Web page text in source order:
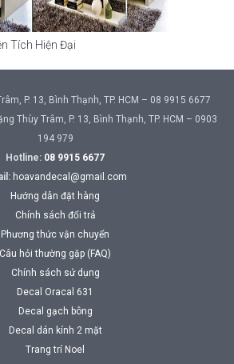
Tích Hiện Đại
P. 13, Bình Thạnh, TP. HCM – 08 9915 6677
Thùy Trâm, P. 13, Bình Thạnh, TP. HCM – 0903
194 979
Hotline: 08 9915 6677
hoavandecal@gmail.com
Hướng dẫn đặt hàng
Chính sách đổi trả
Phương thức vận chuyển
Câu hỏi thường gặp (FAQ)
Chính sách sử dụng
Decal Oracal 631
Decal gạch bông
Decal dán kính 2 mặt
Trang trí Noel